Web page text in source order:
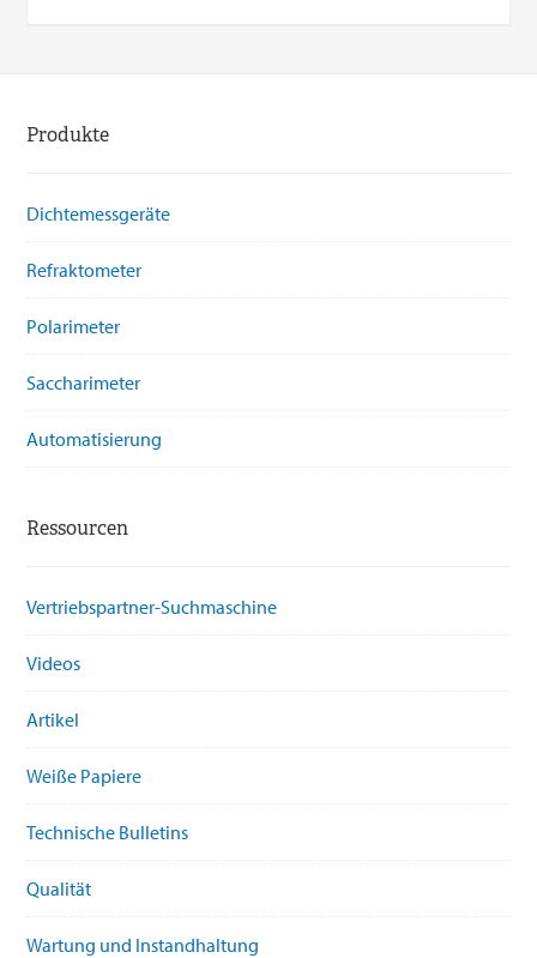
Produkte
Dichtemessgeräte
Refraktometer
Polarimeter
Saccharimeter
Automatisierung
Ressourcen
Vertriebspartner-Suchmaschine
Videos
Artikel
Weiße Papiere
Technische Bulletins
Qualität
Wartung und Instandhaltung